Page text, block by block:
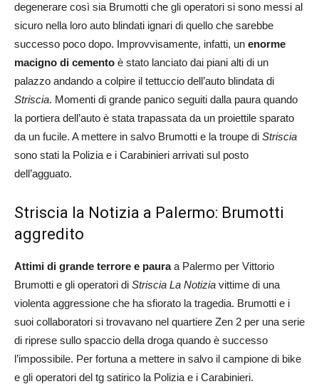
degenerare così sia Brumotti che gli operatori si sono messi al
sicuro nella loro auto blindati ignari di quello che sarebbe
successo poco dopo. Improvvisamente, infatti, un enorme
macigno di cemento è stato lanciato dai piani alti di un
palazzo andando a colpire il tettuccio dell’auto blindata di
Striscia. Momenti di grande panico seguiti dalla paura quando
la portiera dell’auto è stata trapassata da un proiettile sparato
da un fucile. A mettere in salvo Brumotti e la troupe di Striscia
sono stati la Polizia e i Carabinieri arrivati sul posto
dell’agguato.
Striscia la Notizia a Palermo: Brumotti
aggredito
Attimi di grande terrore e pauraa Palermo per Vittorio
Brumotti e gli operatori di Striscia La Notizia vittime di una
violenta aggressione che ha sfiorato la tragedia. Brumotti e i
suoi collaboratori si trovavano nel quartiere Zen 2 per una serie
di riprese sullo spaccio della droga quando è successo
l’impossibile. Per fortuna a mettere in salvo il campione di bike
e gli operatori del tg satirico la Polizia e i Carabinieri.